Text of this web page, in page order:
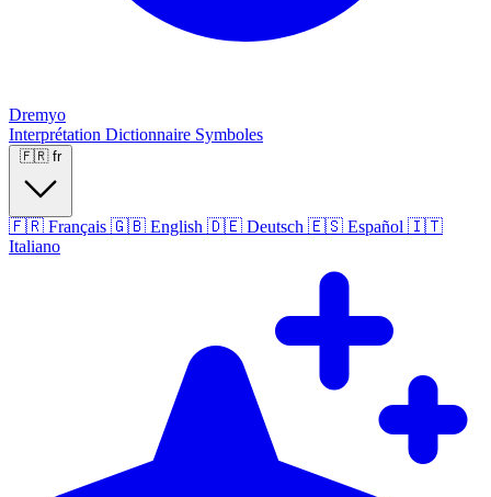
Dremyo
Interprétation Dictionnaire Symboles
🇫🇷 fr
🇫🇷 Français 🇬🇧 English 🇩🇪 Deutsch 🇪🇸 Español 🇮🇹
Italiano